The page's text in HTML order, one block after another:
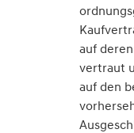
auf
vertraut
auf den